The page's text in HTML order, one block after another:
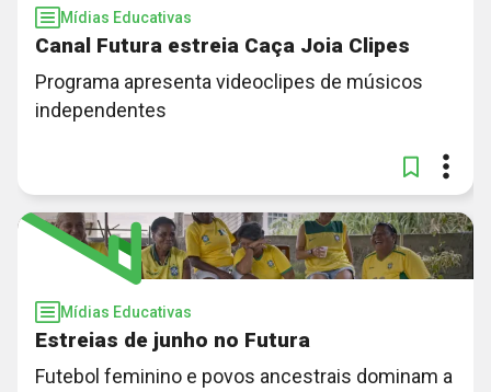
Mídias Educativas
Canal Futura estreia Caça Joia Clipes
Programa apresenta videoclipes de músicos
independentes
Mídias Educativas
Estreias de junho no Futura
Futebol feminino e povos ancestrais dominam a